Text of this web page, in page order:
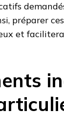
préparer
et